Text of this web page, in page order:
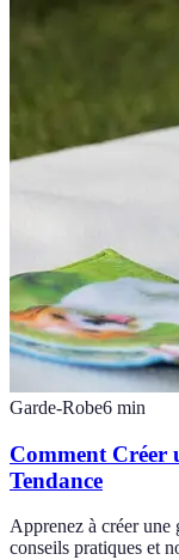
Garde-Robe6 min
Comment Créer
Tendance
Apprenez à créer une
conseils pratiques et